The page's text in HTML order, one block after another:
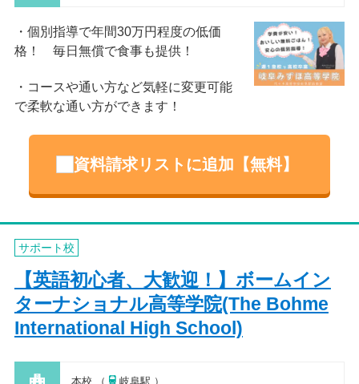
個別指導で年間30万円程度の低価
格！ 毎日無償で食事も提供！
コースや通い方など気軽に変更可能
で柔軟な通い方ができます！
資料請求リストに追加【無料】
サポート校
【英語初心者、大歓迎！】ボームイン
ターナショナル高等学院(The Bohme
International High School)
本校 （ 岐阜駅 ）